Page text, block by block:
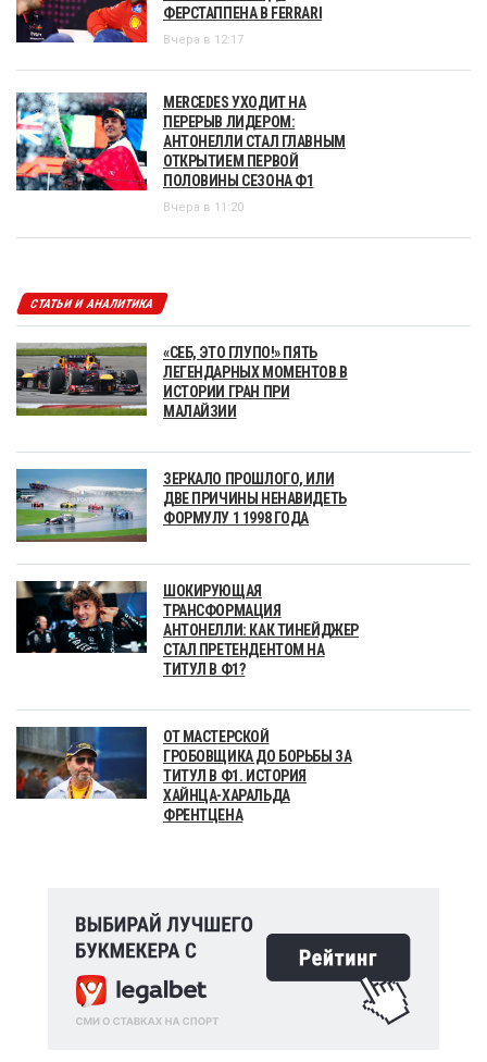
ФЕРСТАППЕНА В FERRARI
Вчера в 12:17
MERCEDES УХОДИТ НА
ПЕРЕРЫВ ЛИДЕРОМ:
АНТОНЕЛЛИ СТАЛ ГЛАВНЫМ
ОТКРЫТИЕМ ПЕРВОЙ
ПОЛОВИНЫ СЕЗОНА Ф1
Вчера в 11:20
СТАТЬИ И АНАЛИТИКА
«СЕБ, ЭТО ГЛУПО!» ПЯТЬ
ЛЕГЕНДАРНЫХ МОМЕНТОВ В
ИСТОРИИ ГРАН ПРИ
МАЛАЙЗИИ
ЗЕРКАЛО ПРОШЛОГО, ИЛИ
ДВЕ ПРИЧИНЫ НЕНАВИДЕТЬ
ФОРМУЛУ 1 1998 ГОДА
ШОКИРУЮЩАЯ
ТРАНСФОРМАЦИЯ
АНТОНЕЛЛИ: КАК ТИНЕЙДЖЕР
СТАЛ ПРЕТЕНДЕНТОМ НА
ТИТУЛ В Ф1?
ОТ МАСТЕРСКОЙ
ГРОБОВЩИКА ДО БОРЬБЫ ЗА
ТИТУЛ В Ф1. ИСТОРИЯ
ХАЙНЦА-ХАРАЛЬДА
ФРЕНТЦЕНА